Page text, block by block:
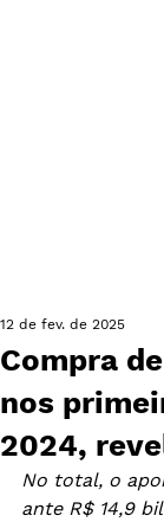
Compra
nos
2024,
12 de fev. de 2025
No total, o
ante R$ 14,9